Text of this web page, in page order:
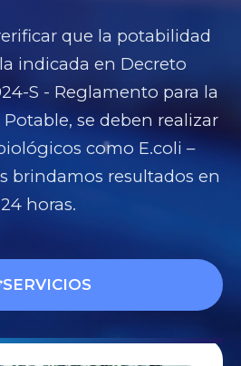
que la potabilidad
indicada en Decreto
S - Reglamento para la
se deben realizar
como E.coli –
brindamos resultados en
24 horas.
SERVICIOS